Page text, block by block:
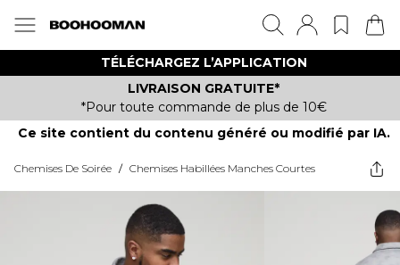
TÉLÉCHARGEZ L’APPLICATION
LIVRAISON GRATUITE*
*Pour toute commande de plus de 10€
Ce site contient du contenu généré ou modifié par IA.
Chemises De Soirée / Chemises Habillées Manches Courtes